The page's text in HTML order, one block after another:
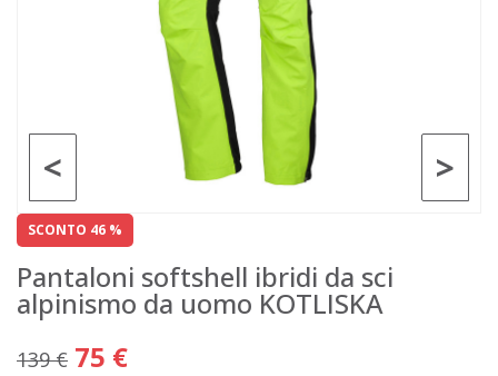
>
<
SCONTO 46 %
Pantaloni softshell ibridi da sci
alpinismo da uomo KOTLISKA
139 € 75 €